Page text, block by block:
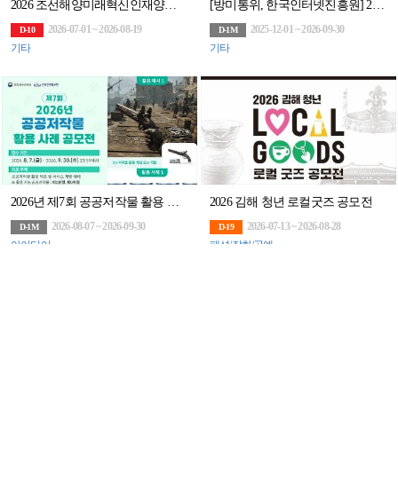
2026 조선해양미래혁신인재양성센터사업 실습 프로젝트 1차 교육
D-10
2026-07-01 ~ 2026-08-19
기타
D-1M
2025-12-01 ~ 2026-09-30
기타
D-1M
2026-08-07 ~ 2026-09-30
아이디어
2026 김해 청년 로컬굿즈 공모전
D-19
2026-07-13 ~ 2026-08-28
패션/잡화/공예